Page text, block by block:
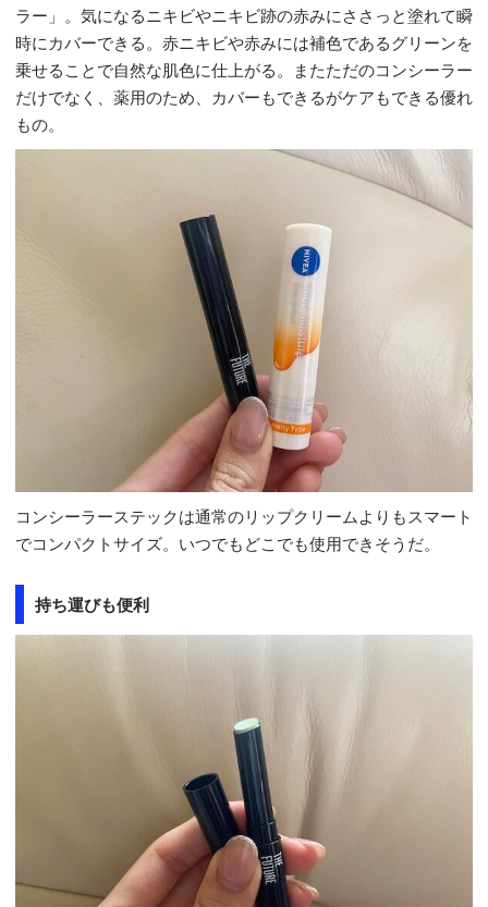
ラー」。気になるニキビやニキビ跡の赤みにささっと塗れて瞬
時にカバーできる。赤ニキビや赤みには補色であるグリーンを
乗せることで自然な肌色に仕上がる。またただのコンシーラー
だけでなく、薬用のため、カバーもできるがケアもできる優れ
もの。
コンシーラーステックは通常のリップクリームよりもスマート
でコンパクトサイズ。いつでもどこでも使用できそうだ。
持ち運びも便利